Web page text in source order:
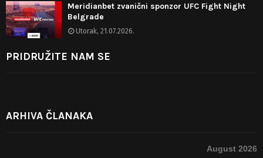
Meridianbet zvanični sponzor UFC Fight Night
Belgrade
Utorak, 21.07.2026.
PRIDRUŽITE NAM SE
ARHIVA ČLANAKA
August 2026